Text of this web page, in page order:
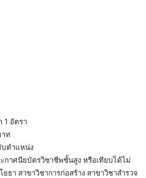
1 อัตรา
าท
ตำแหน่ง
กาศนียบัตรวิชาชีพชั้นสูง หรือเทียบได้ไม่
ธา สาขาวิชาการก่อสร้าง สาขาวิชาสำรวจ